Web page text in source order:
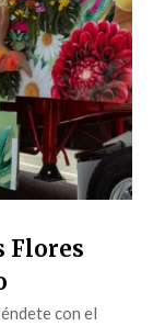
Flores
con el